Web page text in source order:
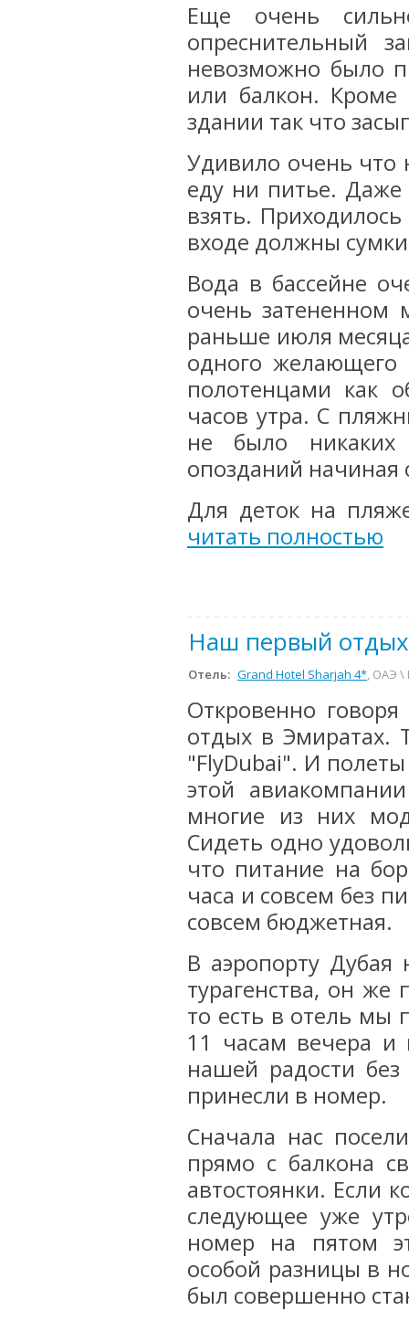
Еще очень
опреснительный
невозможно было
или балкон.
здании так что
Удивило очень что
еду ни питье. Даже
взять.
входе должны
Вода в бассейне
очень затененном
раньше июля
одного желающего
полотенцами как
часов утра. С
не было никаких
опозданий начиная
Для деток на
читать полностью
Наш первый
Отель: Grand Hotel Sharjah 4*, ОАЭ
Откровенно
отдых в Эмиратах.
"FlyDubai". И
этой
многие из них
Сидеть одно
что питание на
часа и совсем без
совсем бюджетная.
В аэропорту Дубая
турагенства, он
то есть в отель мы
11 часам вечера и
нашей радости
принесли в номер.
Сначала нас
прямо с балкона
автостоянки. Если
следующее уже
номер на пятом
особой разницы в
был совершенно